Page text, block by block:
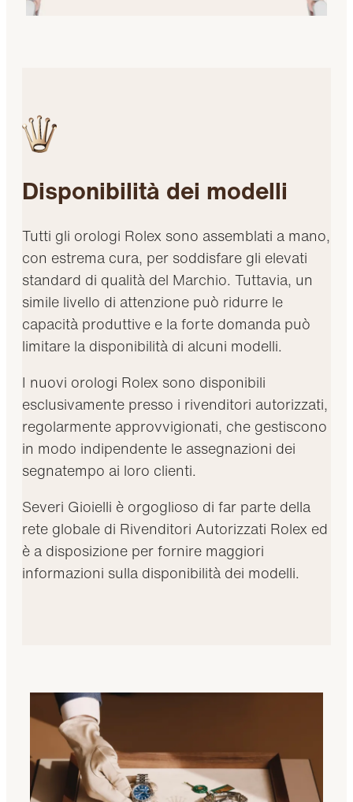
Disponibilità dei modelli
Tutti gli orologi Rolex sono assemblati a mano,
con estrema cura, per soddisfare gli elevati
standard di qualità del Marchio. Tuttavia, un
simile livello di attenzione può ridurre le
capacità produttive e la forte domanda può
limitare la disponibilità di alcuni modelli.
I nuovi orologi Rolex sono disponibili
esclusivamente presso i rivenditori autorizzati,
regolarmente approvvigionati, che gestiscono
in modo indipendente le assegnazioni dei
segnatempo ai loro clienti.
Severi Gioielli è orgoglioso di far parte della
rete globale di Rivenditori Autorizzati Rolex ed
è a disposizione per fornire maggiori
informazioni sulla disponibilità dei modelli.